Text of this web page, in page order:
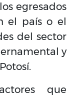
egresados
el país o el
del sector
y
que